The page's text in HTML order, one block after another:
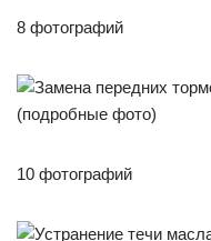
8 фотографий
10 фотографий